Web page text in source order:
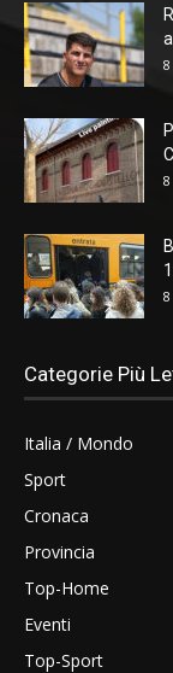
Categorie Più
Italia / Mondo
Sport
Cronaca
Provincia
Top-Home
Eventi
Top-Sport